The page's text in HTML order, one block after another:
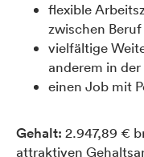
flexible
zwischen
vielfältige
anderem in der
einen Job mit
Gehalt: 2.947,89 €
attraktiven